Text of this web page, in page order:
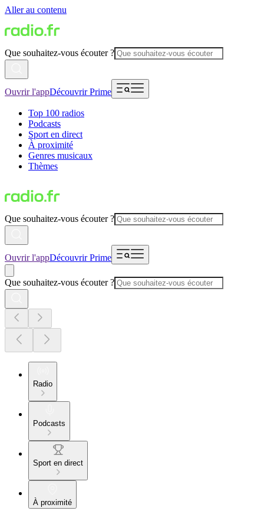
Aller au contenu
Que souhaitez-vous écouter ?
Ouvrir l'appDécouvrir Prime
Top 100 radios
Podcasts
Sport en direct
À proximité
Genres musicaux
Thèmes
Que souhaitez-vous écouter ?
Ouvrir l'appDécouvrir Prime
Que souhaitez-vous écouter ?
Radio
Podcasts
Sport en direct
À proximité